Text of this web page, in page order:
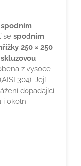
spodním
se spodním
250 × 250
z vysoce
304). Její
dopadající
i okolní